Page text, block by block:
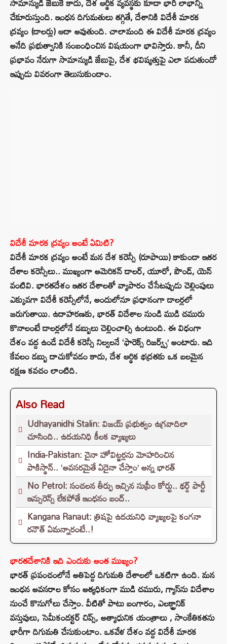
చేకూరుస్తుంది. ఇంధన దిగుమతులు తగ్గితే, దేశానికి విదేశీ మారక
ద్రవ్యం (డాలర్లు) ఆదా అవుతుంది. చాలామంది ఈ విదేశీ మారక ద్రవ్యం
అనేది ప్రభుత్వానికి సంబంధించిన విషయంగా భావిస్తారు. కానీ, దీని
ప్రభావం నేరుగా సామాన్యుడి జేబుపై, దేశ భవిష్యత్తుపై ఎలా పడుతుందో
ఇప్పుడు వివరంగా తెలుసుకుందాం.
విదేశీ మారక ద్రవ్యం అంటే ఏమిటి?
విదేశీ మారక ద్రవ్యం అంటే మన దేశ కరెన్సీ (రూపాయి) కాకుండా ఇతర
దేశాల కరెన్సీలు.. ముఖ్యంగా అమెరికన్ డాలర్, యూరో, పౌండ్, యెన్
వంటివి. భారతదేశం ఇతర దేశాలతో వ్యాపారం చేసేటప్పుడు చెల్లింపులు
ఎక్కువగా విదేశీ కరెన్సీలోనే, అందులోనూ ప్రధానంగా డాలర్లలో
జరుగుతాయి. ఉదాహరణకు, భారత్ విదేశాల నుండి ముడి చమురు
కొనాలంటే డాలర్లలోనే డబ్బులు చెల్లించాల్సి ఉంటుంది. ఈ విధంగా
దేశం వద్ద ఉండే విదేశీ కరెన్సీ నిల్వలనే ‘ఫారెక్స్ రిజర్వ్స్’ అంటారు. ఇది
కేవలం డబ్బు దాచుకోవడం కాదు, దేశ ఆర్థిక భద్రతకు ఒక బలమైన
రక్షణ కవచం లాంటిది.
Also Read
Udhayanidhi Stalin: విజయ్ ప్రభుత్వం ఉగ్రవాదిలా
చూసింది.. ఉదయనిధి కీలక వ్యాఖ్యలు
India-Pakistan: చైనా హోవిట్జర్లను మోహరించిన
పాకిస్థాన్.. ‘అవసరమైతే ఏదైనా చేస్తాం’ అన్న భారత్
No Petrol: సంచలన తీర్పు ఇచ్చిన సుప్రీం కోర్టు.. థర్డ్ పార్టీ
ఇన్సురెన్స్ లేకపోతే ఇంధనం బంద్..
Kangana Ranaut: త్రిషపై ఉదయనిధి వ్యాఖ్యలపై కంగనా
రనౌత్ ఏమన్నారంటే..!
భారతదేశానికి ఇది ఎందుకు అంత ముఖ్యం?
భారత్ ప్రపంచంలోనే అతిపెద్ద దిగుమతి దేశాలలో ఒకటిగా ఉంది. మన
ఇంధన అవసరాల కోసం అత్యధికంగా ముడి చమురు, గ్యాస్‌ను విదేశాల
నుంచే కొనుగోలు చేస్తాం. వీటితో పాటు బంగారం, ఎలక్ట్రానిక్
వస్తువులు, సెమీకండక్టర్ చిప్స్, అత్యాధునిక యంత్రాలు , సాంకేతికతను
భారీగా దిగుమతి చేసుకుంటాం. ఒకవేళ దేశం వద్ద విదేశీ మారక